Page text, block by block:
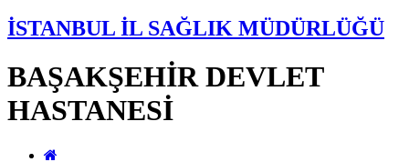
İSTANBUL İL SAĞLIK MÜDÜRLÜĞÜ
BAŞAKŞEHİR DEVLET
HASTANESİ